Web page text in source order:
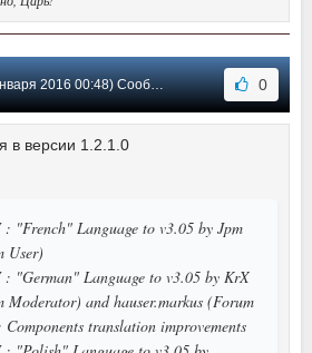
2016 00:48) Сообщение #10 0
в версии 1.2.1.0
: "French" Language to v3.05 by Jpm
User)
: "German" Language to v3.05 by KrX
Moderator) and hauser.markus (Forum
Components translation improvements